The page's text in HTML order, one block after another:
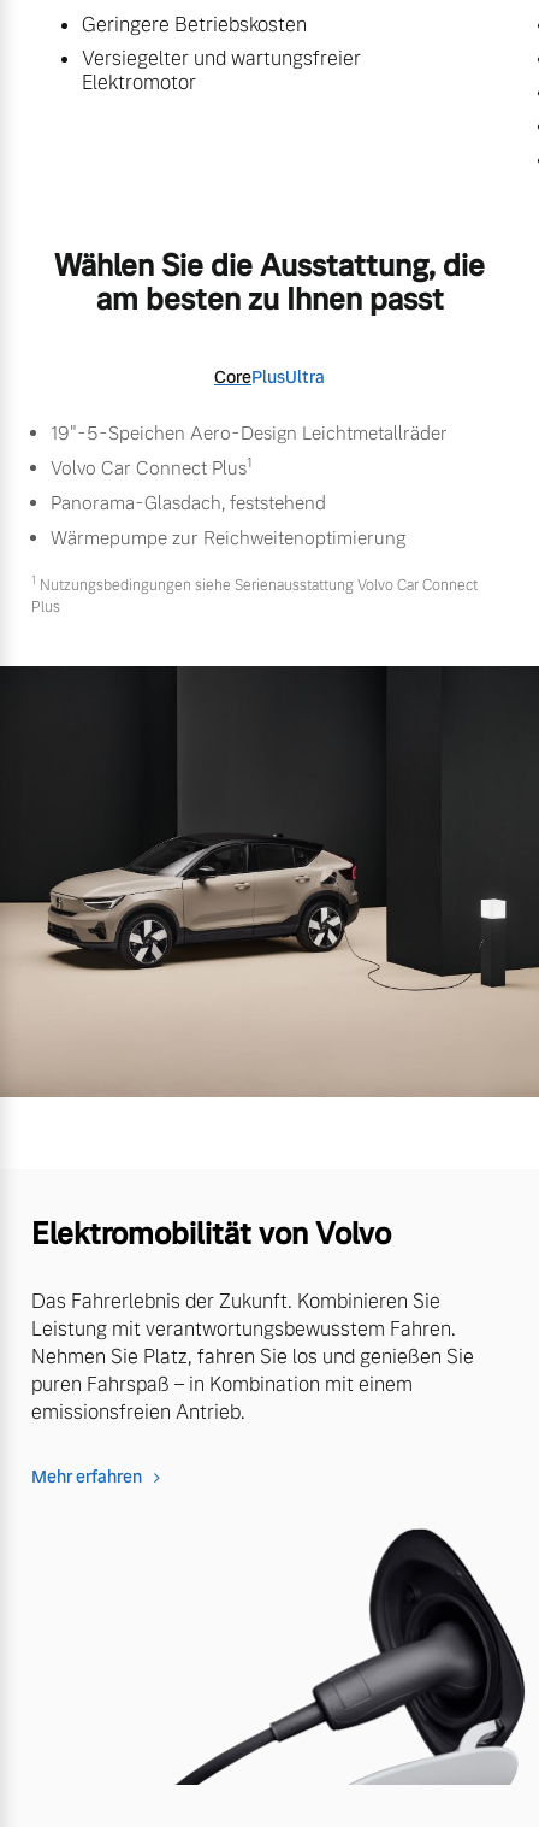
Geringere Betriebskosten
Versiegelter und wartungsfreier
Elektromotor
Wählen Sie die Ausstattung, die
am besten zu Ihnen passt
CorePlusUltra
19"-5-Speichen Aero-Design Leichtmetallräder
Volvo Car Connect Plus1
Panorama-Glasdach, feststehend
Wärmepumpe zur Reichweitenoptimierung
1 Nutzungsbedingungen siehe Serienausstattung Volvo Car Connect
Plus
Elektromobilität von Volvo
Das Fahrerlebnis der Zukunft. Kombinieren Sie
Leistung mit verantwortungsbewusstem Fahren.
Nehmen Sie Platz, fahren Sie los und genießen Sie
puren Fahrspaß – in Kombination mit einem
emissionsfreien Antrieb.
Mehr erfahren